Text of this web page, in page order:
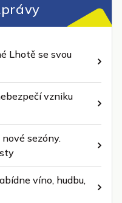
Lhotě se svou
vzniku
sezóny.
víno, hudbu,